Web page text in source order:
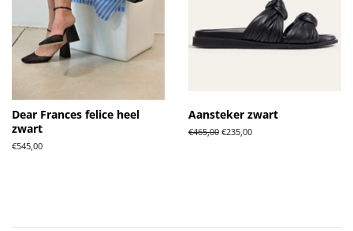
Dear Frances felice heel
zwart
Normale
€545,00
Aansteker zwart
Normale
€465,00 Aanbiedingsprijs
€235,00